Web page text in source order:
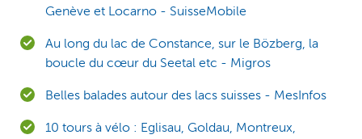
Genève et Locarno - SuisseMobile
Au long du lac de Constance, sur le Bözberg, la
boucle du cœur du Seetal etc - Migros
Belles balades autour des lacs suisses - MesInfos
10 tours à vélo : Eglisau, Goldau, Montreux,